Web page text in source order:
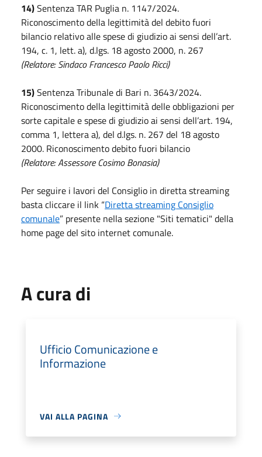
14)Sentenza TAR Puglia n. 1147/2024.
Riconoscimento della legittimità del debito fuori
bilancio relativo alle spese di giudizio ai sensi dell’art.
194, c. 1, lett. a), d.lgs. 18 agosto 2000, n. 267
(Relatore: Sindaco Francesco Paolo Ricci)
15)Sentenza Tribunale di Bari n. 3643/2024.
Riconoscimento della legittimità delle obbligazioni per
sorte capitale e spese di giudizio ai sensi dell’art. 194,
comma 1, lettera a), del d.lgs. n. 267 del 18 agosto
2000. Riconoscimento debito fuori bilancio
(Relatore: Assessore Cosimo Bonasia)
Per seguire i lavori del Consiglio in diretta streaming
basta cliccare il link “Diretta streaming Consiglio
comunale” presente nella sezione "Siti tematici" della
home page del sito internet comunale.
A cura di
Ufficio Comunicazione e
Informazione
VAI ALLA PAGINA